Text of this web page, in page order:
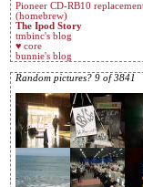
Pioneer CD-RB10
(homebrew)
The Ipod Story
tmbinc's blog
♥ core
bunnie's blog
Random pictures? 9 of 3841